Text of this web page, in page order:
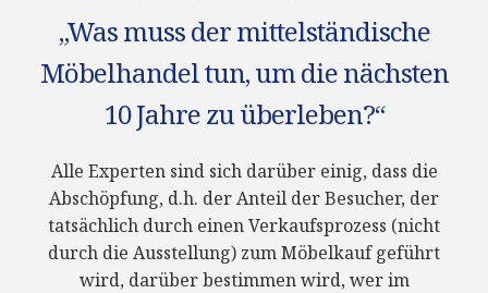
„Was muss der mittelständische
Möbelhandel tun, um die nächsten
10 Jahre zu überleben?“
Alle Experten sind sich darüber einig, dass die
Abschöpfung, d.h. der Anteil der Besucher, der
tatsächlich durch einen Verkaufsprozess (nicht
durch die Ausstellung) zum Möbelkauf geführt
wird, darüber bestimmen wird, wer im